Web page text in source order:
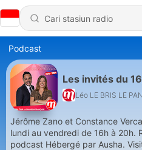
Podcast
Les invités du
Léo LE BRIS LE
Jérôme Zano et Constance
lundi au vendredi de 16h à 20h.
podcast Hébergé par Ausha.